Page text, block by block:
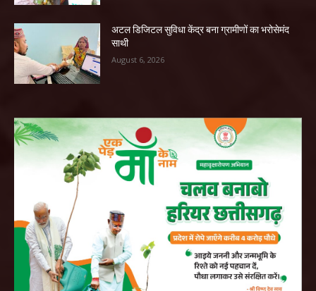
अटल डिजिटल सुविधा केंद्र बना ग्रामीणों का भरोसेमंद
साथी
August 6, 2026